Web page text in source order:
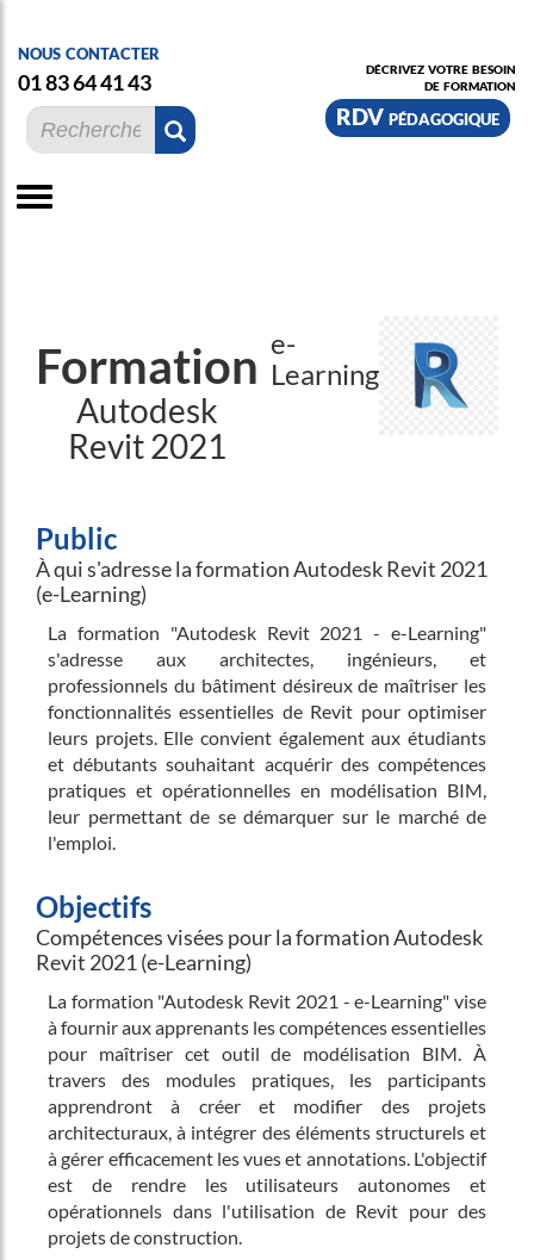
nous contacter
01 83 64 41 43
décrivez votre besoin
de formation
RDV pédagogique
Formation
Autodesk
Revit 2021
e-
Learning
Public
À qui s'adresse la formation Autodesk Revit 2021
(e-Learning)
La formation "Autodesk Revit 2021 - e-Learning"
s'adresse aux architectes, ingénieurs, et
professionnels du bâtiment désireux de maîtriser les
fonctionnalités essentielles de Revit pour optimiser
leurs projets. Elle convient également aux étudiants
et débutants souhaitant acquérir des compétences
pratiques et opérationnelles en modélisation BIM,
leur permettant de se démarquer sur le marché de
l'emploi.
Objectifs
Compétences visées pour la formation Autodesk
Revit 2021 (e-Learning)
La formation "Autodesk Revit 2021 - e-Learning" vise
à fournir aux apprenants les compétences essentielles
pour maîtriser cet outil de modélisation BIM. À
travers des modules pratiques, les participants
apprendront à créer et modifier des projets
architecturaux, à intégrer des éléments structurels et
à gérer efficacement les vues et annotations. L'objectif
est de rendre les utilisateurs autonomes et
opérationnels dans l'utilisation de Revit pour des
projets de construction.